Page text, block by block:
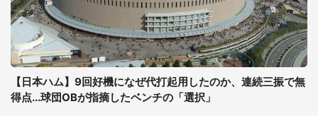
【日本ハム】9回好機になぜ代打起用したのか、連続三振で無
得点...球団OBが指摘したベンチの「選択」